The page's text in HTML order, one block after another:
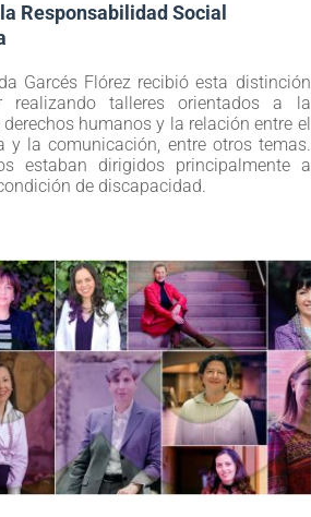
Responsabilidad Social
Garcés Flórez recibió esta distinción
realizando talleres orientados a la
humanos y la relación entre el
y la comunicación, entre otros temas.
estaban dirigidos principalmente a
de discapacidad.